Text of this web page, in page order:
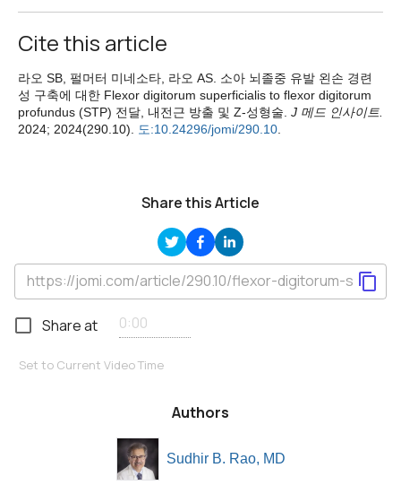
Cite this article
라오 SB, 펄머터 미네소타, 라오 AS. 소아 뇌졸중 유발 왼손 경련
성 구축에 대한 Flexor digitorum superficialis to flexor digitorum
profundus (STP) 전달, 내전근 방출 및 Z-성형술. J 메드 인사이트.
2024; 2024(290.10).
도:10.24296/jomi/290.10
Share this Article
Share at
Set to Current Video Time
Authors
Sudhir B. Rao, MD